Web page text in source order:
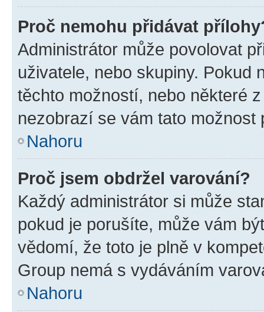
Proč nemohu přidávat
Administrátor může povolovat
uživatele, nebo skupiny. Pokud
těchto možností, nebo některé
nezobrazí se vám tato
Nahoru
Proč jsem obdržel varování?
Každý administrátor si může
pokud je porušíte, může vám
vědomí, že toto je plně v
Group nemá s vydáváním
Nahoru